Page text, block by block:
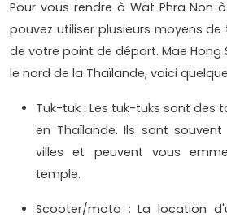
Pour vous rendre à Wat Phra Non
pouvez utiliser plusieurs moyens
de votre point de départ. Mae Hong
le nord de la Thaïlande, voici
Tuk-tuk : Les tuk-tuks sont des
en Thaïlande. Ils sont
villes et peuvent vous
temple.
Scooter/moto : La location